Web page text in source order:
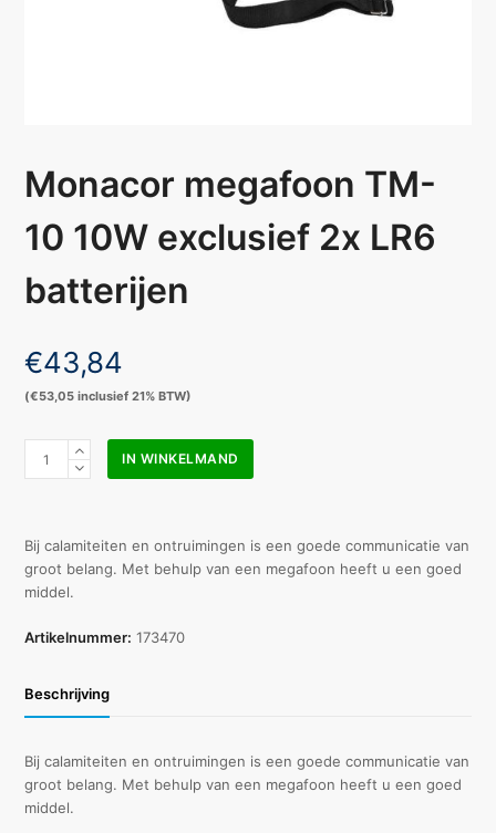
Monacor megafoon TM-
10 10W exclusief 2x LR6
batterijen
€43,84
(€53,05 inclusief 21% BTW)
Monacor
megafoon
10W
exclusief
2x
batterijen
IN WINKELMAND
Bij calamiteiten en ontruimingen is een goede communicatie van
groot belang. Met behulp van een megafoon heeft u een goed
middel.
Artikelnummer: 173470
Beschrijving
Bij calamiteiten en ontruimingen is een goede communicatie van
groot belang. Met behulp van een megafoon heeft u een goed
middel.